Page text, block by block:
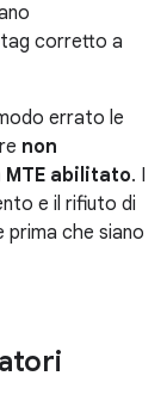
corretto a
errato le
non
abilitato. I
e il rifiuto di
che siano